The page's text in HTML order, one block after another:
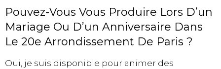
Pouvez-Vous Vous Produire Lors D’un
Mariage Ou D’un Anniversaire Dans
Le 20e Arrondissement De Paris ?
Oui, je suis disponible pour animer des